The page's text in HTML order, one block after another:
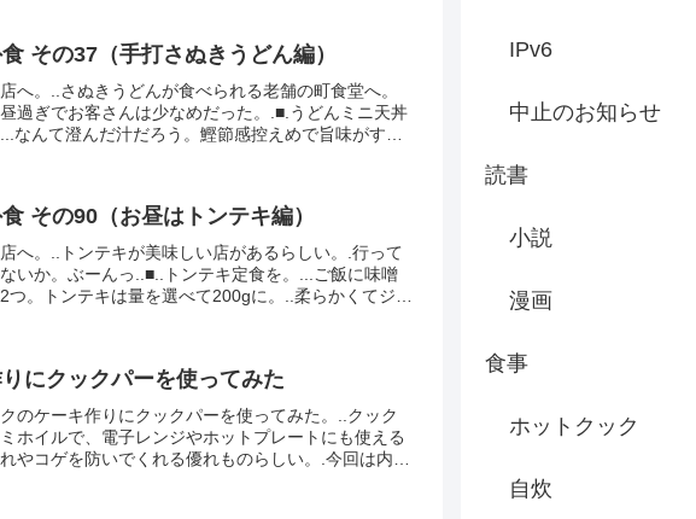
その37（手打さぬきうどん編）
へ。..さぬきうどんが食べられる老舗の町食堂へ。
過ぎでお客さんは少なめだった。.■.うどんミニ天丼
なんて澄んだ汁だろう。鰹節感控えめで旨味がすご
その90（お昼はトンテキ編）
へ。..トンテキが美味しい店があるらしい。.行って
いか。ぶーんっ..■..トンテキ定食を。...ご飯に味噌
つ。トンテキは量を選べて200gに。..柔らかくてジュ
にクックパーを使ってみた
のケーキ作りにクックパーを使ってみた。..クック
ホイルで、電子レンジやホットプレートにも使える
やコゲを防いでくれる優れものらしい。.今回は内鍋
IPv6
中止のお知らせ
読書
小説
漫画
食事
ホットクック
自炊